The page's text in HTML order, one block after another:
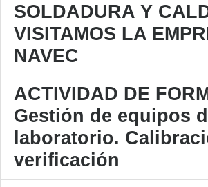
SOLDADURA Y
VISITAMOS LA
NAVEC
ACTIVIDAD DE
Gestión de equipos
laboratorio.
verificación